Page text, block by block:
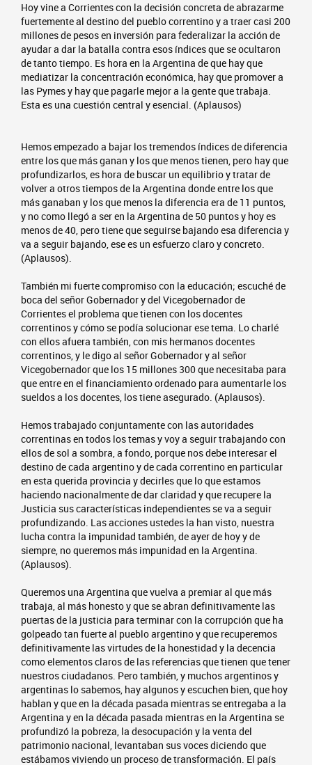
Hoy vine a Corrientes con la decisión concreta de abrazarme
fuertemente al destino del pueblo correntino y a traer casi 200
millones de pesos en inversión para federalizar la acción de
ayudar a dar la batalla contra esos índices que se ocultaron
de tanto tiempo. Es hora en la Argentina de que hay que
mediatizar la concentración económica, hay que promover a
las Pymes y hay que pagarle mejor a la gente que trabaja.
Esta es una cuestión central y esencial. (Aplausos)
Hemos empezado a bajar los tremendos índices de diferencia
entre los que más ganan y los que menos tienen, pero hay que
profundizarlos, es hora de buscar un equilibrio y tratar de
volver a otros tiempos de la Argentina donde entre los que
más ganaban y los que menos la diferencia era de 11 puntos,
y no como llegó a ser en la Argentina de 50 puntos y hoy es
menos de 40, pero tiene que seguirse bajando esa diferencia y
va a seguir bajando, ese es un esfuerzo claro y concreto.
(Aplausos).
También mi fuerte compromiso con la educación; escuché de
boca del señor Gobernador y del Vicegobernador de
Corrientes el problema que tienen con los docentes
correntinos y cómo se podía solucionar ese tema. Lo charlé
con ellos afuera también, con mis hermanos docentes
correntinos, y le digo al señor Gobernador y al señor
Vicegobernador que los 15 millones 300 que necesitaba para
que entre en el financiamiento ordenado para aumentarle los
sueldos a los docentes, los tiene asegurado. (Aplausos).
Hemos trabajado conjuntamente con las autoridades
correntinas en todos los temas y voy a seguir trabajando con
ellos de sol a sombra, a fondo, porque nos debe interesar el
destino de cada argentino y de cada correntino en particular
en esta querida provincia y decirles que lo que estamos
haciendo nacionalmente de dar claridad y que recupere la
Justicia sus características independientes se va a seguir
profundizando. Las acciones ustedes la han visto, nuestra
lucha contra la impunidad también, de ayer de hoy y de
siempre, no queremos más impunidad en la Argentina.
(Aplausos).
Queremos una Argentina que vuelva a premiar al que más
trabaja, al más honesto y que se abran definitivamente las
puertas de la justicia para terminar con la corrupción que ha
golpeado tan fuerte al pueblo argentino y que recuperemos
definitivamente las virtudes de la honestidad y la decencia
como elementos claros de las referencias que tienen que tener
nuestros ciudadanos. Pero también, y muchos argentinos y
argentinas lo sabemos, hay algunos y escuchen bien, que hoy
hablan y que en la década pasada mientras se entregaba a la
Argentina y en la década pasada mientras en la Argentina se
profundizó la pobreza, la desocupación y la venta del
patrimonio nacional, levantaban sus voces diciendo que
estábamos viviendo un proceso de transformación. El país